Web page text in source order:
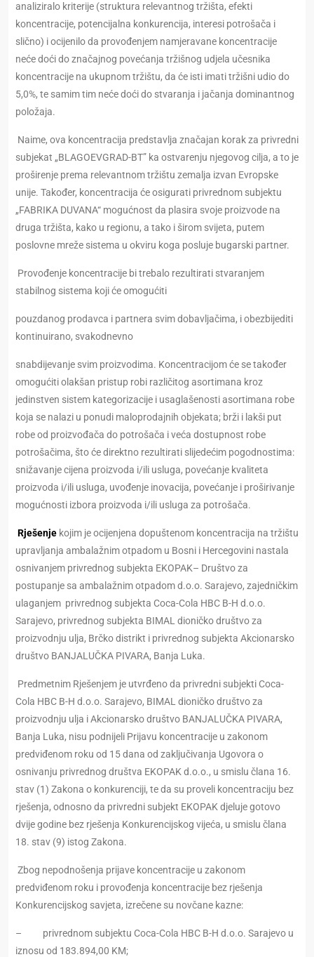
analiziralo kriterije (struktura relevantnog tržišta, efekti
koncentracije, potencijalna konkurencija, interesi potrošača i
slično) i ocijenilo da provođenjem namjeravane koncentracije
neće doći do značajnog povećanja tržišnog udjela učesnika
koncentracije na ukupnom tržištu, da će isti imati tržišni udio do
5,0%, te samim tim neće doći do stvaranja i jačanja dominantnog
položaja.
Naime, ova koncentracija predstavlja značajan korak za privredni
subjekat „BLAGOEVGRAD-BT” ka ostvarenju njegovog cilja, a to je
proširenje prema relevantnom tržištu zemalja izvan Evropske
unije. Također, koncentracija će osigurati privrednom subjektu
„FABRIKA DUVANA“ mogućnost da plasira svoje proizvode na
druga tržišta, kako u regionu, a tako i širom svijeta, putem
poslovne mreže sistema u okviru koga posluje bugarski partner.
Provođenje koncentracije bi trebalo rezultirati stvaranjem
stabilnog sistema koji će omogućiti
pouzdanog prodavca i partnera svim dobavljačima, i obezbijediti
kontinuirano, svakodnevno
snabdijevanje svim proizvodima. Koncentracijom će se također
omogućiti olakšan pristup robi različitog asortimana kroz
jedinstven sistem kategorizacije i usaglašenosti asortimana robe
koja se nalazi u ponudi maloprodajnih objekata; brži i lakši put
robe od proizvođača do potrošača i veća dostupnost robe
potrošačima, što će direktno rezultirati slijedećim pogodnostima:
snižavanje cijena proizvoda i/ili usluga, povećanje kvaliteta
proizvoda i/ili usluga, uvođenje inovacija, povećanje i proširivanje
mogućnosti izbora proizvoda i/ili usluga za potrošača.
Rješenje kojim je ocijenjena dopuštenom koncentracija na tržištu
upravljanja ambalažnim otpadom u Bosni i Hercegovini nastala
osnivanjem privrednog subjekta EKOPAK– Društvo za
postupanje sa ambalažnim otpadom d.o.o. Sarajevo, zajedničkim
ulaganjem privrednog subjekta Coca-Cola HBC B-H d.o.o.
Sarajevo, privrednog subjekta BIMAL dioničko društvo za
proizvodnju ulja, Brčko distrikt i privrednog subjekta Akcionarsko
društvo BANJALUČKA PIVARA, Banja Luka.
Predmetnim Rješenjem je utvrđeno da privredni subjekti Coca-
Cola HBC B-H d.o.o. Sarajevo, BIMAL dioničko društvo za
proizvodnju ulja i Akcionarsko društvo BANJALUČKA PIVARA,
Banja Luka, nisu podnijeli Prijavu koncentracije u zakonom
predviđenom roku od 15 dana od zaključivanja Ugovora o
osnivanju privrednog društva EKOPAK d.o.o., u smislu člana 16.
stav (1) Zakona o konkurenciji, te da su proveli koncentraciju bez
rješenja, odnosno da privredni subjekt EKOPAK djeluje gotovo
dvije godine bez rješenja Konkurencijskog vijeća, u smislu člana
18. stav (9) istog Zakona.
Zbog nepodnošenja prijave koncentracije u zakonom
predviđenom roku i provođenja koncentracije bez rješenja
Konkurencijskog savjeta, izrečene su novčane kazne:
– privrednom subjektu Coca-Cola HBC B-H d.o.o. Sarajevo u
iznosu od 183.894,00 KM;